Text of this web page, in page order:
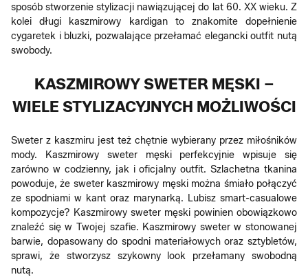
sposób stworzenie stylizacji nawiązującej do lat 60. XX wieku. Z
kolei długi kaszmirowy kardigan to znakomite dopełnienie
cygaretek i bluzki, pozwalające przełamać elegancki outfit nutą
swobody.
KASZMIROWY SWETER MĘSKI –
WIELE STYLIZACYJNYCH MOŻLIWOŚCI
Sweter z kaszmiru jest też chętnie wybierany przez miłośników
mody. Kaszmirowy sweter męski perfekcyjnie wpisuje się
zarówno w codzienny, jak i oficjalny outfit. Szlachetna tkanina
powoduje, że sweter kaszmirowy męski można śmiało połączyć
ze spodniami w kant oraz marynarką. Lubisz smart-casualowe
kompozycje? Kaszmirowy sweter męski powinien obowiązkowo
znaleźć się w Twojej szafie. Kaszmirowy sweter w stonowanej
barwie, dopasowany do spodni materiałowych oraz sztybletów,
sprawi, że stworzysz szykowny look przełamany swobodną
nutą.